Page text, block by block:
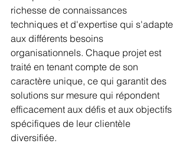
richesse de connaissances
techniques et d'expertise qui s'adapte
aux différents besoins
organisationnels. Chaque projet est
traité en tenant compte de son
caractère unique, ce qui garantit des
solutions sur mesure qui répondent
efficacement aux défis et aux objectifs
spécifiques de leur clientèle
diversifiée.